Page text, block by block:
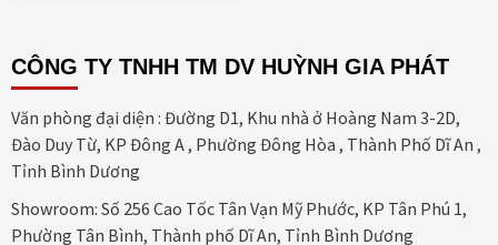
CÔNG TY TNHH TM DV HUỲNH GIA PHÁT
Văn phòng đại diện : Đường D1, Khu nhà ở Hoàng Nam 3-2D,
Đào Duy Từ, KP Đông A , Phường Đông Hòa , Thành Phố Dĩ An ,
Tỉnh Bình Dương
Showroom: Số 256 Cao Tốc Tân Vạn Mỹ Phước, KP Tân Phú 1,
Phường Tân Bình, Thành phố Dĩ An, Tỉnh Bình Dương